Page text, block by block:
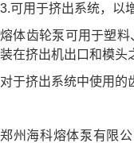
3.可用于挤出系统，以
熔体齿轮泵可用于塑
装在挤出机出口和模头
对于挤出系统中使用的
郑州海科熔体泵有限